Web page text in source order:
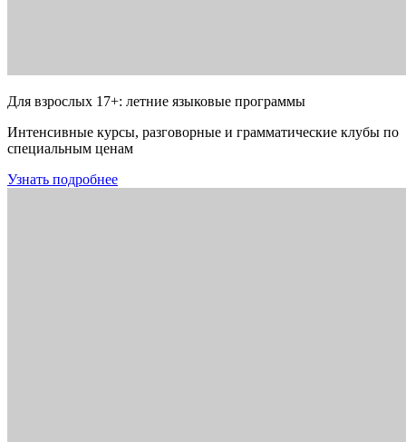
Для взрослых 17+: летние языковые программы
Интенсивные курсы, разговорные и грамматические клубы по
специальным ценам
Узнать подробнее